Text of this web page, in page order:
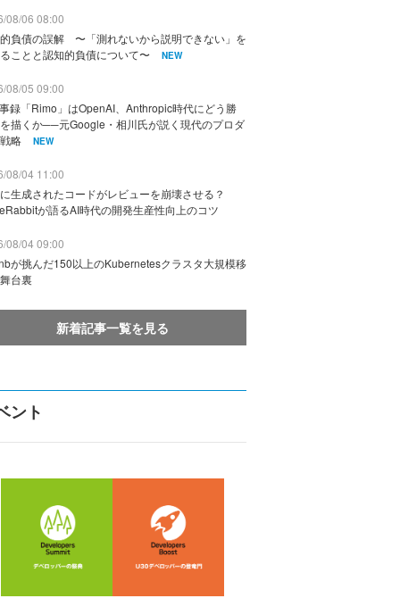
08/06 08:00
負債の誤解 〜「測れないから説明できない」を
ことと認知的負債について〜
NEW
08/05 09:00
録「Rimo」はOpenAI、Anthropic時代にどう勝
描くか──元Google・相川氏が説く現代のプロダ
略
NEW
08/04 11:00
生成されたコードがレビューを崩壊させる？
が語るAI時代の開発生産性向上のコツ
08/04 09:00
が挑んだ150以上のKubernetesクラスタ大規模移
台裏
新着記事一覧を見る
ント